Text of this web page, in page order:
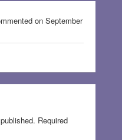
on September
Required